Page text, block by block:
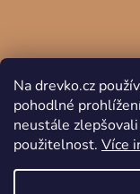
Na drevko.cz
pohodlné
neustále
použitelnost. Více